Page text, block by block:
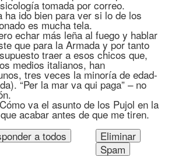
tomada por correo.
ha ido bien para ver si lo de los
es mucha tela.
echar más leña al fuego y hablar
que para la Armada y por tanto
traer a esos chicos que,
medios italianos, han
tres veces la minoría de edad-
“Per la mar va qui paga” – no
va el asunto de los Pujol en la
acabar antes de que me tiren.
a todos
Eliminar
Spam